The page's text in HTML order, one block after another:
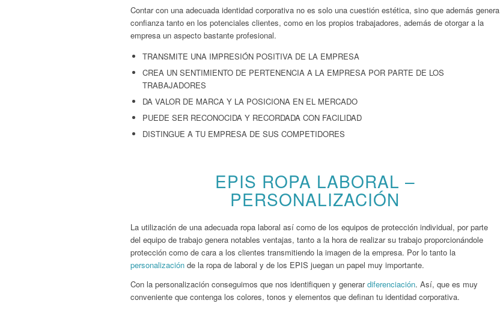
Contar con una adecuada identidad corporativa no es solo una cuestión estética, sino que además genera
confianza tanto en los potenciales clientes, como en los propios trabajadores, además de otorgar a la
empresa un aspecto bastante profesional.
TRANSMITE UNA IMPRESIÓN POSITIVA DE LA EMPRESA
CREA UN SENTIMIENTO DE PERTENENCIA A LA EMPRESA POR PARTE DE LOS
TRABAJADORES
DA VALOR DE MARCA Y LA POSICIONA EN EL MERCADO
PUEDE SER RECONOCIDA Y RECORDADA CON FACILIDAD
DISTINGUE A TU EMPRESA DE SUS COMPETIDORES
EPIS ROPA LABORAL –
PERSONALIZACIÓN
La utilización de una adecuada ropa laboral así como de los equipos de protección individual, por parte
del equipo de trabajo genera notables ventajas, tanto a la hora de realizar su trabajo proporcionándole
protección como de cara a los clientes transmitiendo la imagen de la empresa. Por lo tanto la
personalización de la ropa de laboral y de los EPIS juegan un papel muy importante.
Con la personalización conseguimos que nos identifiquen y generardiferenciación. Así, que es muy
conveniente que contenga los colores, tonos y elementos que definan tu identidad corporativa.